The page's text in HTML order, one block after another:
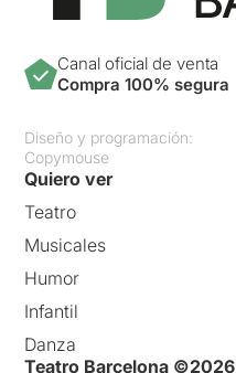
Canal oficial de venta
Compra 100% segura
Diseño y programación:
Copymouse
Quiero ver
Teatro
Musicales
Humor
Infantil
Danza
Teatro Barcelona ©2026